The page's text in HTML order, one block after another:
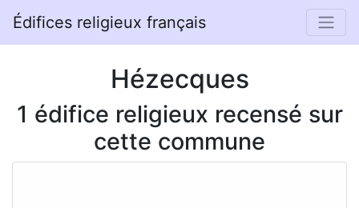
Édifices religieux français
Hézecques
1 édifice religieux recensé sur
cette commune